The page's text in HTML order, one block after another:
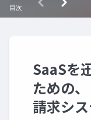
SaaSを
ための
請求シ